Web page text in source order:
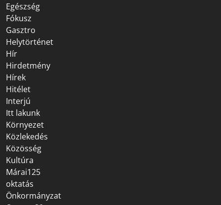
Egészség
Fókusz
Gasztro
Helytörténet
Hír
Hirdetmény
Hírek
Hitélet
Interjú
Itt lakunk
Környezet
Közlekedés
Közösség
Kultúra
Márai125
oktatás
Önkormányzat